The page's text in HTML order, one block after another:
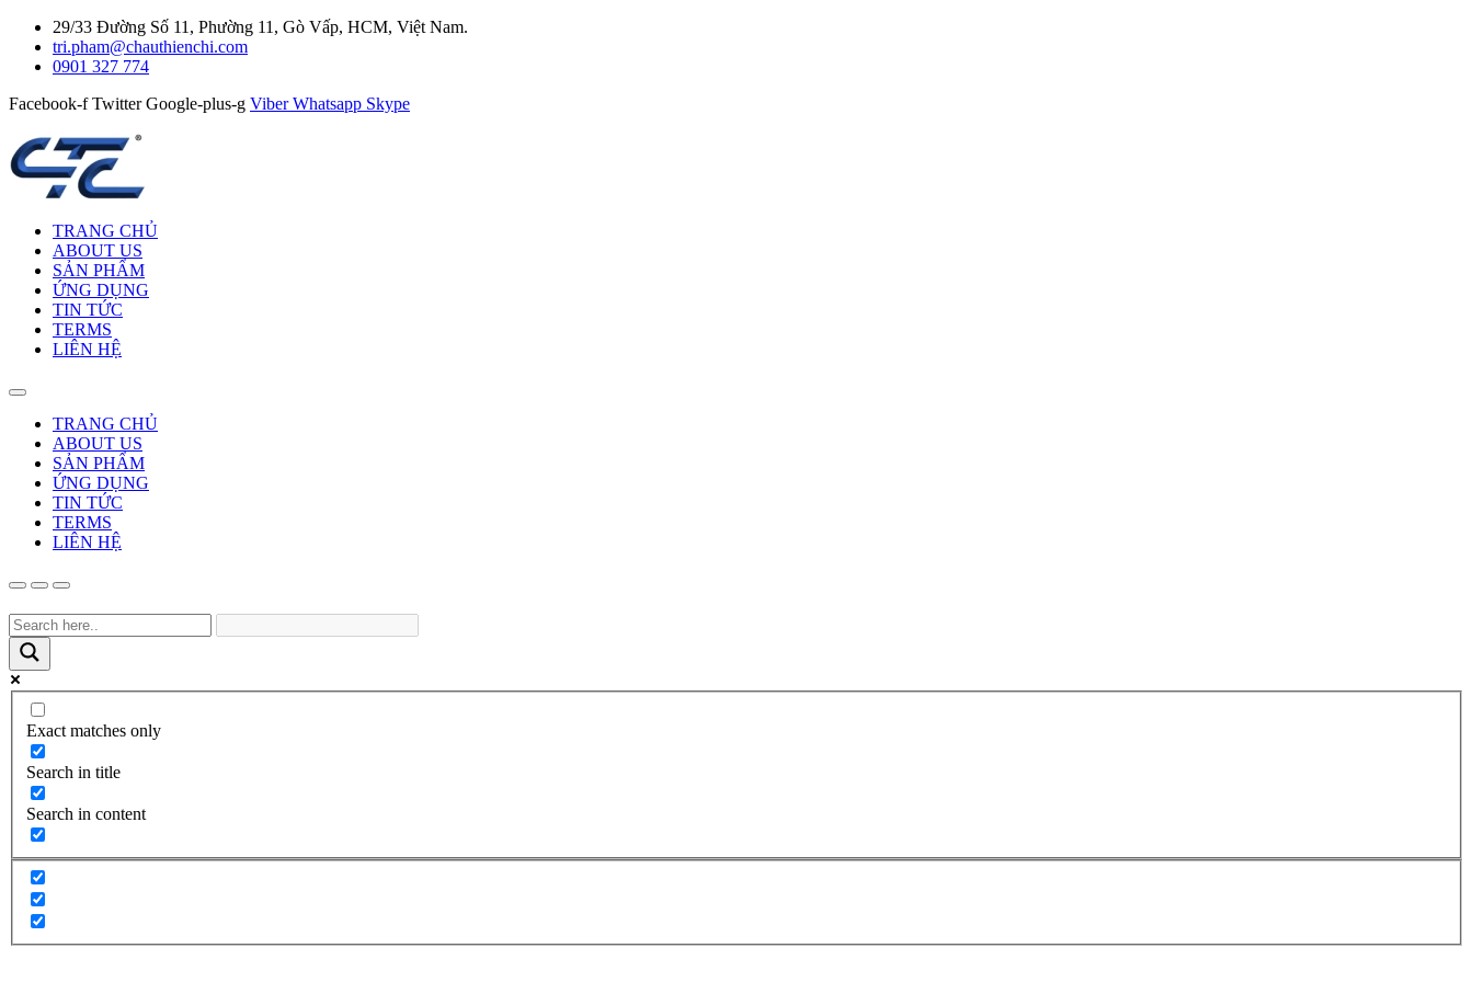
29/33 Đường Số 11, Phường 11, Gò Vấp, HCM, Việt Nam.
tri.pham@chauthienchi.com
0901 327 774
Facebook-f Twitter Google-plus-g Viber Whatsapp Skype
TRANG CHỦ
ABOUT US
SẢN PHẨM
ỨNG DỤNG
TIN TỨC
TERMS
LIÊN HỆ
TRANG CHỦ
ABOUT US
SẢN PHẨM
ỨNG DỤNG
TIN TỨC
TERMS
LIÊN HỆ
Exact matches only
Search in title
Search in content